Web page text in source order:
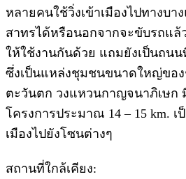
หลายคนใช้วิ่งเข้าเมืองไปทางบา
สาทรได้หรือนอกจากจะขับรถแ
ให้ใช้งานกันด้วย แถมยังเป็นถนน
ซึ่งเป็นแหล่งชุมชนขนาดใหญ่ของ
ตะวันตก วงแหวนกาญจนาภิเษก
โครงการประมาณ 14 – 15 km. เ
เมืองไปยังโซนต่างๆ
สถานที่ใกล้เคียง: